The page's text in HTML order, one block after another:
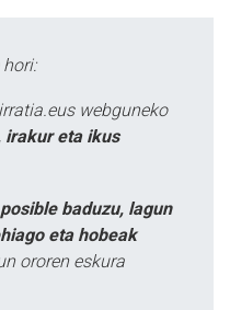
hori:
webguneko
irakur eta ikus
posible baduzu, lagun
eta hobeak
ororen eskura